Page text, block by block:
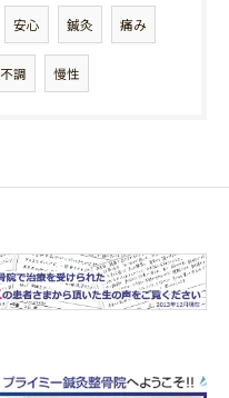
安心 鍼灸 痛み
不調 慢性